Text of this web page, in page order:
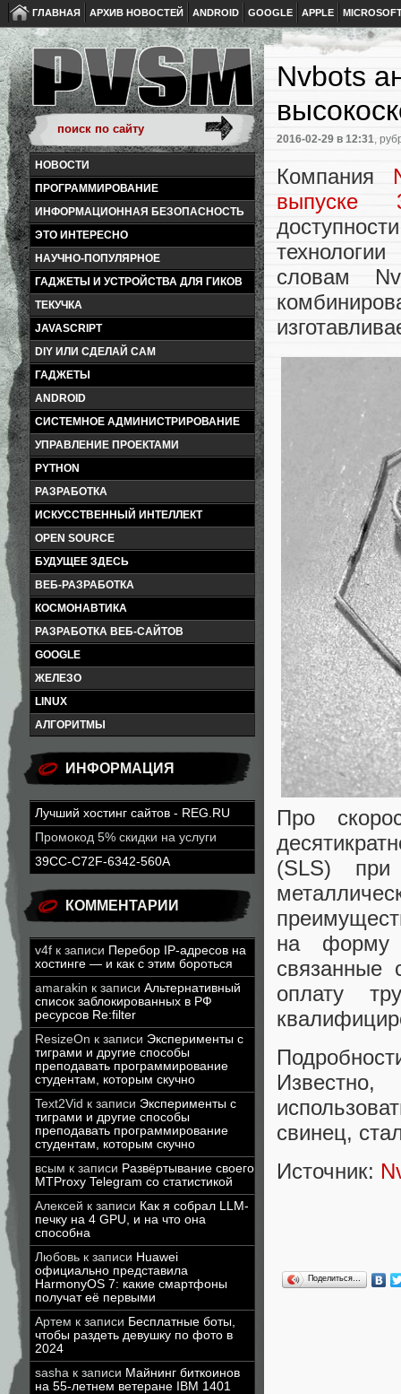
ГЛАВНАЯ АРХИВ НОВОСТЕЙ ANDROID GOOGLE APPLE
НОВОСТИ
ПРОГРАММИРОВАНИЕ
ИНФОРМАЦИОННАЯ БЕЗОПАСНОСТЬ
ЭТО ИНТЕРЕСНО
НАУЧНО-ПОПУЛЯРНОЕ
ГАДЖЕТЫ И УСТРОЙСТВА ДЛЯ ГИКОВ
ТЕКУЧКА
JAVASCRIPT
DIY ИЛИ СДЕЛАЙ САМ
ГАДЖЕТЫ
ANDROID
СИСТЕМНОЕ АДМИНИСТРИРОВАНИЕ
УПРАВЛЕНИЕ ПРОЕКТАМИ
PYTHON
РАЗРАБОТКА
ИСКУССТВЕННЫЙ ИНТЕЛЛЕКТ
OPEN SOURCE
БУДУЩЕЕ ЗДЕСЬ
ВЕБ-РАЗРАБОТКА
КОСМОНАВТИКА
РАЗРАБОТКА ВЕБ-САЙТОВ
GOOGLE
ЖЕЛЕЗО
LINUX
АЛГОРИТМЫ
ИНФОРМАЦИЯ
Лучший хостинг сайтов - REG.RU
Промокод 5% скидки на услуги
39CC-C72F-6342-560A
КОММЕНТАРИИ
v4f к записи Перебор IP-адресов на
хостинге — и как с этим бороться
amarakin к записи Альтернативный
список заблокированных в РФ
ресурсов Re:filter
ResizeOn к записи Эксперименты с
тиграми и другие способы
преподавать программирование
студентам, которым скучно
Text2Vid к записи Эксперименты с
тиграми и другие способы
преподавать программирование
студентам, которым скучно
всым к записи Развёртывание своего
MTProxy Telegram со статистикой
Алексей к записи Как я собрал LLM-
печку на 4 GPU, и на что она
способна
Любовь к записи Huawei
официально представила
HarmonyOS 7: какие смартфоны
получат её первыми
Артем к записи Бесплатные боты,
чтобы раздеть девушку по фото в
2024
sasha к записи Майнинг биткоинов
на 55-летнем ветеране IBM 1401
Nvbots
2016-02-29 в 12:31,
Компания
выпуске
словам
Про
(SLS) при
на форму
связанные
оплату
свинец,
Источник:
Поделиться…